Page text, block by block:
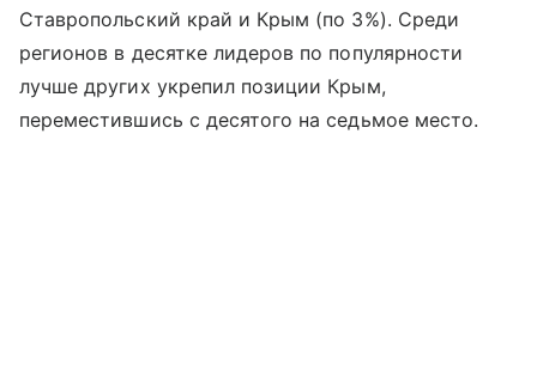
Ставропольский край и Крым (по 3%). Среди
регионов в десятке лидеров по популярности
лучше других укрепил позиции Крым,
переместившись с десятого на седьмое место.